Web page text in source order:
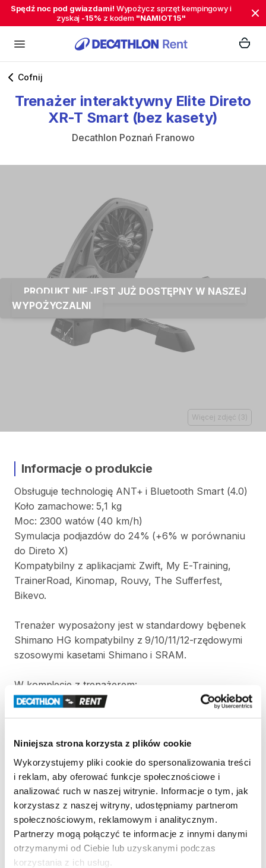
Niniejsza strona korzysta z plików cookie
Wykorzystujemy pliki cookie do spersonalizowania treści
i reklam, aby oferować funkcje społecznościowe i
analizować ruch w naszej witrynie. Informacje o tym, jak
korzystasz z naszej witryny, udostępniamy partnerom
społecznościowym, reklamowym i analitycznym.
Partnerzy mogą połączyć te informacje z innymi danymi
otrzymanymi od Ciebie lub uzyskanymi podczas
korzystania z ich usług.
Spędź noc pod gwiazdami! Wypożycz sprzęt kempingowy i
zyskaj -15% z kodem "NAMIOT15"
Cofnij
Trenażer interaktywny Elite Direto
XR-T Smart (bez kasety)
Decathlon Poznań Franowo
PRODUKT NIE JEST JUŻ DOSTĘPNY W NASZEJ
WYPOŻYCZALNI
Więcej zdjęć ( 3 )
Informacje o produkcie
Obsługuje technologię ANT+ i Bluetooth Smart (4.0)
Koło zamachowe: 5​,​1 kg
Moc: 2300 watów (40 km​/​h)
Symulacja podjazdów do 24% (+6% w porównaniu
do Direto X)
Kompatybilny z aplikacjami: Zwift​,​ My E-Training​,​
TrainerRoad​,​ Kinomap​,​ Rouvy​,​ The Sufferfest​,​
Bikevo.
Trenażer wyposażony jest w standardowy bębenek
Shimano HG kompatybilny z 9​/​10​/​11​/​12-rzędowymi
szosowymi kasetami Shimano i SRAM.
W komplecie z trenażerem:
- podstawka pod koło
Strona produktu w sklepie
Zasady wypożyczenia
REGULAMIN
Regulamin wypożyczalni